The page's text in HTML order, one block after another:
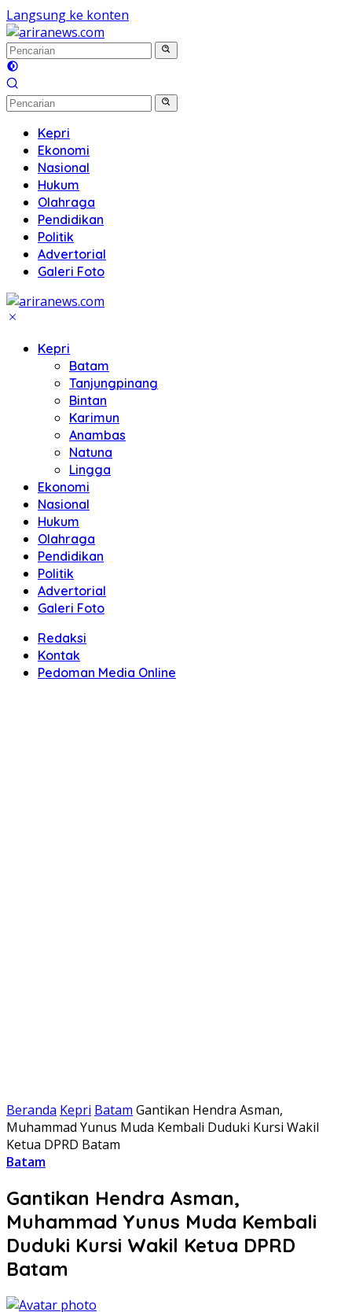
Langsung ke konten
Kepri
Ekonomi
Nasional
Hukum
Olahraga
Pendidikan
Politik
Advertorial
Galeri Foto
Kepri
Batam
Tanjungpinang
Bintan
Karimun
Anambas
Natuna
Lingga
Ekonomi
Nasional
Hukum
Olahraga
Pendidikan
Politik
Advertorial
Galeri Foto
Redaksi
Kontak
Pedoman Media Online
Beranda Kepri Batam Gantikan Hendra Asman,
Muhammad Yunus Muda Kembali Duduki Kursi Wakil
Ketua DPRD Batam
Batam
Gantikan Hendra Asman,
Muhammad Yunus Muda Kembali
Duduki Kursi Wakil Ketua DPRD
Batam